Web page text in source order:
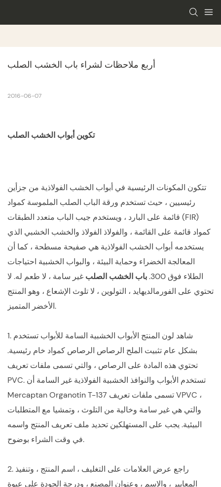
أربع ملاحظات لشراء باب الخشب الصلب
2016-06-07
تكوين أبواب الخشب الصلب
تتكون المكونات الرئيسية في أبواب الخشب الفولاذية من جزأين
رئيسيين ، حيث تستخدم ورقة الباب الصلب الملموسة كمواد
قائمة على البارد ، ويستخدم جيب الباب متعدد الطبقات (FIR)
كمواد قائمة على القائمة ، والفولاذ الفولاذ والخشب الخشبي الذي
يستخدمه أبواب الخشب الفولاذية هي صفيحة مسطحة ، كما أن
المعالجة الخضراء وحماية البيئة ، والبواب الخشبية احتياجات
الطلاء فوق 300.
باب الخشب الصلب غير سامة ، لا طعم له. لا
تحتوي على الفورمالديهايد ، التولوين ، لا تلوث الإشعاع ، وهو المنتج
الأخضر المتميز.
1. شاهد لون المنتج الأبواب الخشبية السامة للأبواب تستخدم
بشكل عام تثبيت الملح الرصاص الرصاص كمواد خام رئيسية.
تحتوي هذه المادة على الرصاص ، والتي تسمى ملفات تعريف
PVC. تستخدم الأبواب والنوافذ الخشبية الفولاذية غير السامة أن
Mercaptan Organotin T-137 تسمى ملفات تعريف VPVC ،
والتي هي غير سامة وخالية من التلوث ، وتمشيا مع المتطلبات
البيئية. يجب على المستهلكين تحديد ملف تعريف المنتج واسمه
في وقت الشراء بوضوح.
2. راجع عرض العلامات على التغليف ، اسم المنتج ، وتنفيذ
المعايير ، والاسم ، وعنوان المصنع ، ودرجة الجودة على عبوة